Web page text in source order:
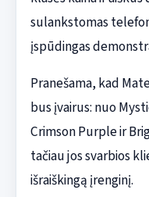
sulankstomas
įspūdingas
Pranešama, kad
bus įvairus: nuo
Crimson Purple ir
tačiau jos svarbios
išraiškingą įrenginį.